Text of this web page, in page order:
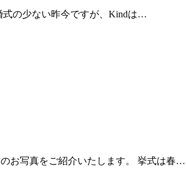
式の少ない昨今ですが、Kindは…
お写真をご紹介いたします。 挙式は春…